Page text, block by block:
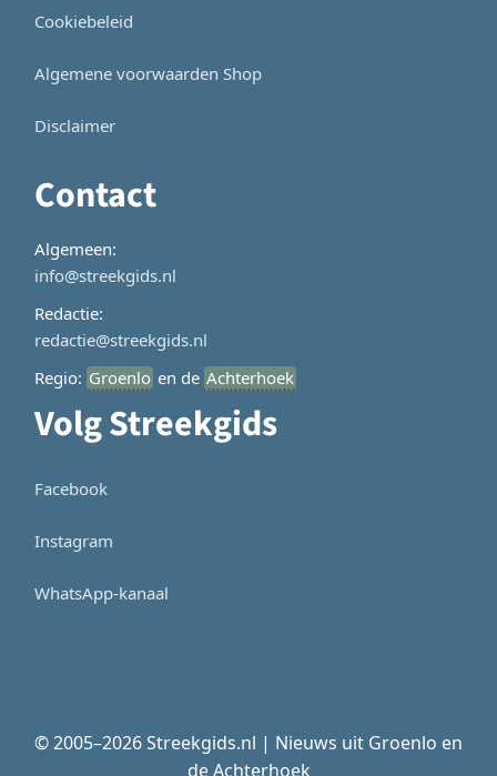
Cookiebeleid
Algemene voorwaarden Shop
Disclaimer
Contact
Algemeen:
info@streekgids.nl
Redactie:
redactie@streekgids.nl
Regio: Groenlo en de Achterhoek
Volg Streekgids
Facebook
Instagram
WhatsApp-kanaal
© 2005–2026 Streekgids.nl | Nieuws uit Groenlo en
de Achterhoek